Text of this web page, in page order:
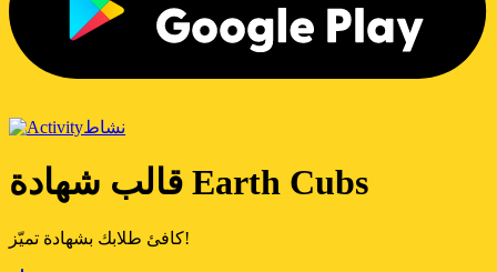
نشاط
قالب شهادة Earth Cubs
كافئ طلابك بشهادة تميّز!